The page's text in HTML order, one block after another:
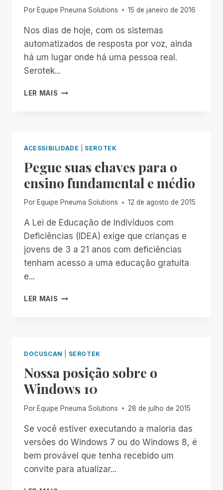
Por Equipe Pneuma Solutions 15 de janeiro de 2016
Nos dias de hoje, com os sistemas
automatizados de resposta por voz, ainda
há um lugar onde há uma pessoa real.
Serotek...
LER MAIS
VOLTA!
ACESSIBILIDADE SEROTEK
Pegue suas chaves para o
ensino fundamental e médio
Por Equipe Pneuma Solutions 12 de agosto de 2015
A Lei de Educação de Indivíduos com
Deficiências (IDEA) exige que crianças e
jovens de 3 a 21 anos com deficiências
tenham acesso a uma educação gratuita
e...
LER MAIS PEGUE
ENSINO
FUNDAMENTAL
E
MÉDIO
DOCUSCAN SEROTEK
Nossa posição sobre o
Windows 10
Por Equipe Pneuma Solutions 28 de julho de 2015
Se você estiver executando a maioria das
versões do Windows 7 ou do Windows 8, é
bem provável que tenha recebido um
convite para atualizar...